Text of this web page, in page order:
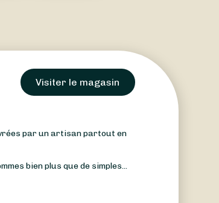
Visiter le magasin
par un artisan partout en
bien plus que de simples...